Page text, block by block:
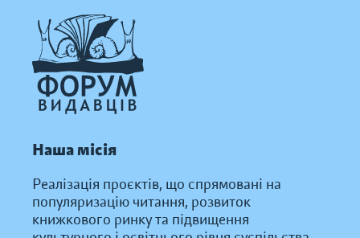
Наша місія
Реалізація проєктів, що спрямовані на
популяризацію читання, розвиток
книжкового ринку та підвищення